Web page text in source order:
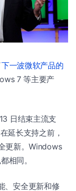
下一波微软产品的
7 等主要产
日结束主流支
延长支持之前，
更新。Windows
相同。
、安全更新和修